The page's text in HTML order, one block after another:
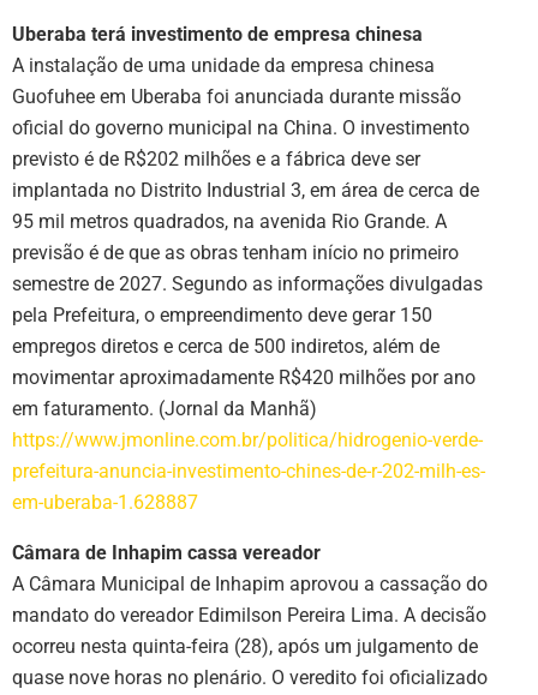
Uberaba terá investimento de empresa chinesa
A instalação de uma unidade da empresa chinesa
Guofuhee em Uberaba foi anunciada durante missão
oficial do governo municipal na China. O investimento
previsto é de R$202 milhões e a fábrica deve ser
implantada no Distrito Industrial 3, em área de cerca de
95 mil metros quadrados, na avenida Rio Grande. A
previsão é de que as obras tenham início no primeiro
semestre de 2027. Segundo as informações divulgadas
pela Prefeitura, o empreendimento deve gerar 150
empregos diretos e cerca de 500 indiretos, além de
movimentar aproximadamente R$420 milhões por ano
em faturamento. (Jornal da Manhã)
https://www.jmonline.com.br/politica/hidrogenio-verde-
prefeitura-anuncia-investimento-chines-de-r-202-milh-es-
em-uberaba-1.628887
Câmara de Inhapim cassa vereador
A Câmara Municipal de Inhapim aprovou a cassação do
mandato do vereador Edimilson Pereira Lima. A decisão
ocorreu nesta quinta-feira (28), após um julgamento de
quase nove horas no plenário. O veredito foi oficializado